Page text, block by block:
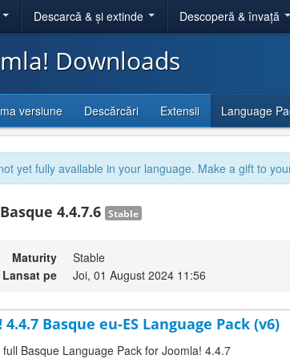
Descarcă & și extinde Descoperă & învață
Downloads
versiune Descărcări Extensii Language
yet fully available in your language. Make a gift to
4.4.7.6 Stable
Maturity
Stable
Lansat pe
Joi, 01 August 2024 11:56
4.4.7 Basque eu-ES Language Pack (v6)
Basque Language Pack for Joomla! 4.4.7